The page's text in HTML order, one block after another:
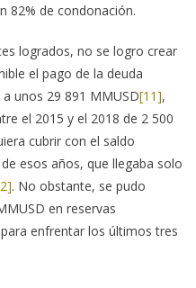
82% de condonación.
logrados, no se logro crear
el pago de la deuda
unos 29 891 MMUSD[11],
el 2015 y el 2018 de 2 500
cubrir con el saldo
esos años, que llegaba solo
. No obstante, se pudo
en reservas
enfrentar los últimos tres